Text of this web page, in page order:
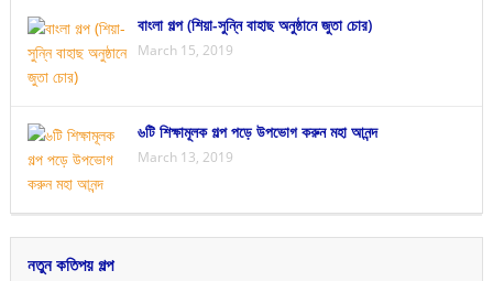
বাংলা গল্প (শিয়া-সুন্নি বাহাছ অনুষ্ঠানে জুতা চোর)
March 15, 2019
৬টি শিক্ষামূলক গল্প পড়ে উপভোগ করুন মহা আনন্দ
March 13, 2019
নতুন কতিপয় গল্প